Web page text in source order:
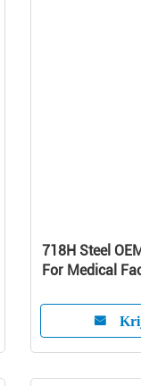
718H Steel
For Medical